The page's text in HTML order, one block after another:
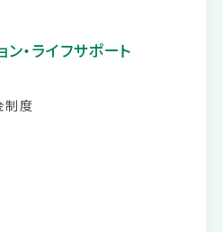
ン・ライフサポート
制度